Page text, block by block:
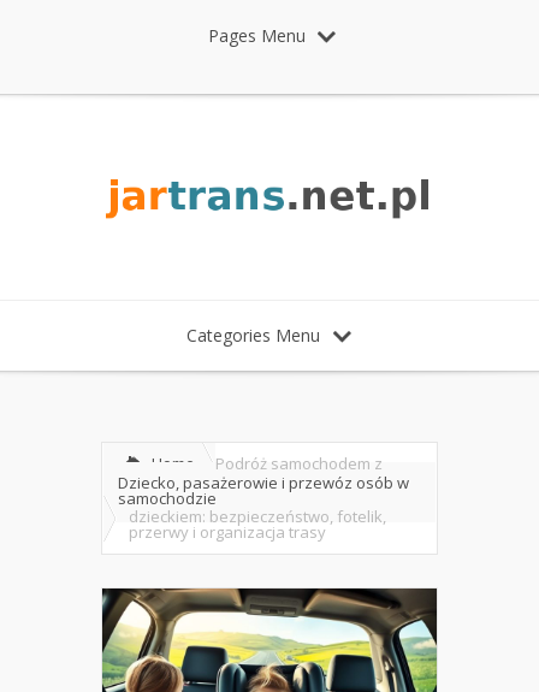
Pages Menu
Categories Menu
Home
Dziecko, pasażerowie i przewóz osób w
samochodzie
Podróż samochodem z
dzieckiem: bezpieczeństwo, fotelik,
przerwy i organizacja trasy